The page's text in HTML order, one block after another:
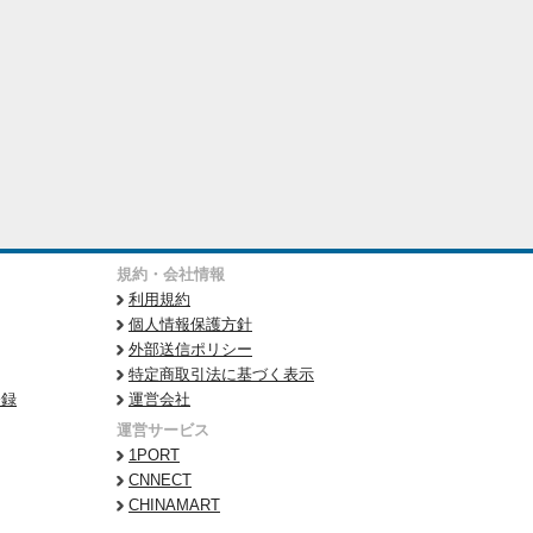
規約・会社情報
利用規約
個人情報保護方針
外部送信ポリシー
特定商取引法に基づく表示
運営会社
運営サービス
1PORT
CNNECT
CHINAMART